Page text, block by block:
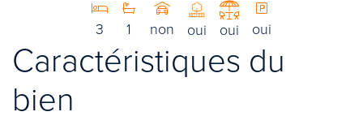
3 1 non oui oui oui
Caractéristiques du
bien